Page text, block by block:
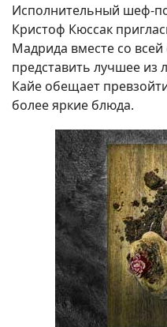
Исполнительный шеф-
Кристоф Кюссак
Мадрида вместе со
представить лучшее из
Кайе обещает
более яркие блюда.